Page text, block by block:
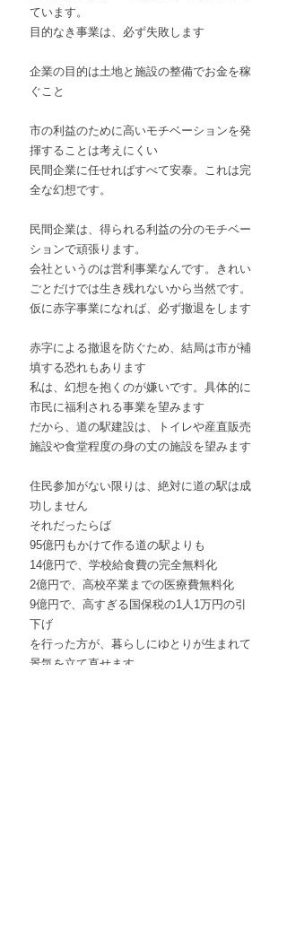
ています。
目的なき事業は、必ず失敗します
企業の目的は土地と施設の整備でお金を稼
ぐこと
市の利益のために高いモチベーションを発
揮することは考えにくい
民間企業に任せればすべて安泰。これは完
全な幻想です。
民間企業は、得られる利益の分のモチベー
ションで頑張ります。
会社というのは営利事業なんです。きれい
ごとだけでは生き残れないから当然です。
仮に赤字事業になれば、必ず撤退をします
赤字による撤退を防ぐため、結局は市が補
填する恐れもあります
私は、幻想を抱くのが嫌いです。具体的に
市民に福利される事業を望みます
だから、道の駅建設は、トイレや産直販売
施設や食堂程度の身の丈の施設を望みます
住民参加がない限りは、絶対に道の駅は成
功しません
それだったらば
95億円もかけて作る道の駅よりも
14億円で、学校給食費の完全無料化
2億円で、高校卒業までの医療費無料化
9億円で、高すぎる国保税の1人1万円の引
下げ
を行った方が、暮らしにゆとりが生まれて
景気を立て直せます